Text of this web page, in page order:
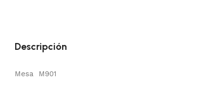
Descripción
Mesa M901